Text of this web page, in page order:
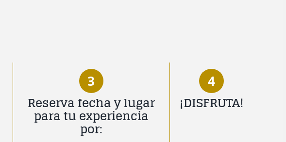
3
Reserva fecha y lugar
para tu experiencia
por:
4
¡DISFRUTA!